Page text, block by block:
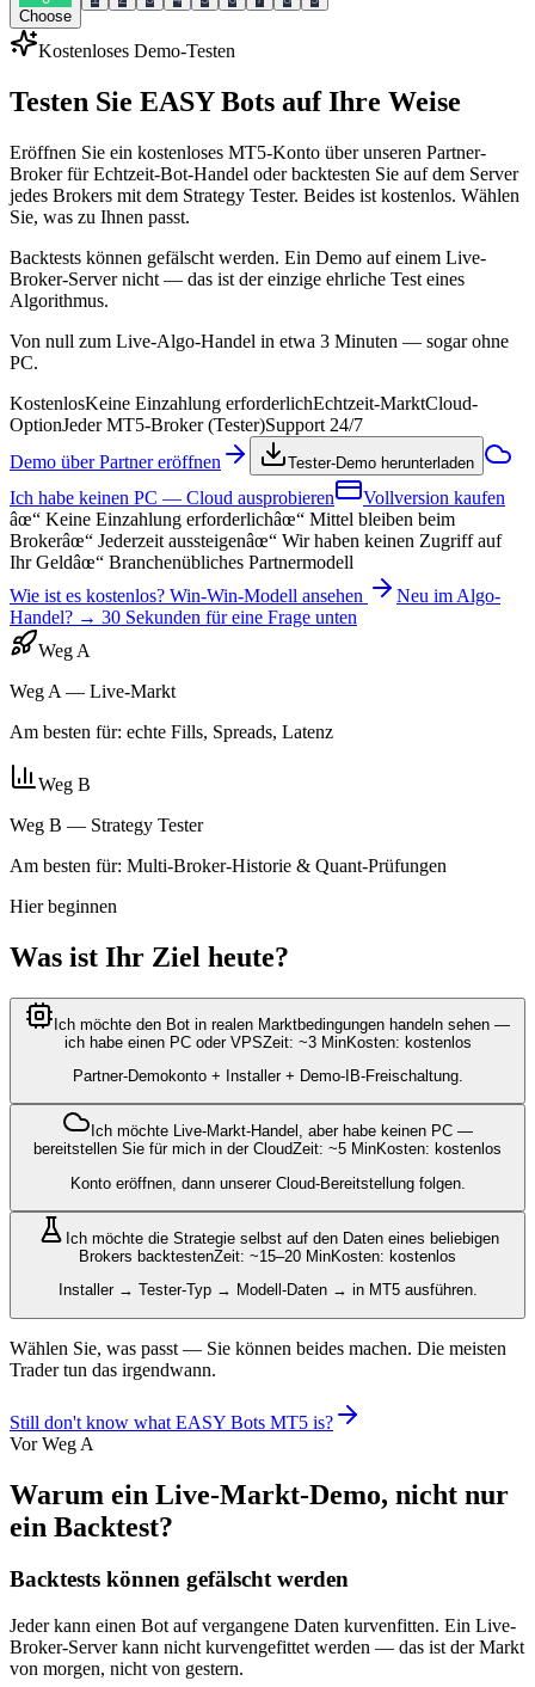
Choose
Kostenloses Demo-Testen
Testen Sie EASY Bots auf Ihre Weise
Eröffnen Sie ein kostenloses MT5-Konto über unseren Partner-
Broker für Echtzeit-Bot-Handel oder backtesten Sie auf dem Server
jedes Brokers mit dem Strategy Tester. Beides ist kostenlos. Wählen
Sie, was zu Ihnen passt.
Backtests können gefälscht werden. Ein Demo auf einem Live-
Broker-Server nicht — das ist der einzige ehrliche Test eines
Algorithmus.
Von null zum Live-Algo-Handel in etwa 3 Minuten — sogar ohne
PC.
KostenlosKeine Einzahlung erforderlichEchtzeit-MarktCloud-
OptionJeder MT5-Broker (Tester)Support 24/7
Demo über Partner eröffnen
Tester-Demo herunterladen
Ich habe keinen PC — Cloud ausprobieren
Vollversion kaufen
âœ“ Keine Einzahlung erforderlichâœ“ Mittel bleiben beim
Brokerâœ“ Jederzeit aussteigenâœ“ Wir haben keinen Zugriff auf
Ihr Geldâœ“ Branchenübliches Partnermodell
Wie ist es kostenlos? Win-Win-Modell ansehen
Neu im Algo-
Handel? → 30 Sekunden für eine Frage unten
Weg A
Weg A — Live-Markt
Am besten für: echte Fills, Spreads, Latenz
Weg B
Weg B — Strategy Tester
Am besten für: Multi-Broker-Historie & Quant-Prüfungen
Hier beginnen
Was ist Ihr Ziel heute?
Ich möchte den Bot in realen Marktbedingungen handeln sehen —
ich habe einen PC oder VPSZeit: ~3 MinKosten: kostenlos
Partner-Demokonto + Installer + Demo-IB-Freischaltung.
Ich möchte Live-Markt-Handel, aber habe keinen PC —
bereitstellen Sie für mich in der CloudZeit: ~5 MinKosten: kostenlos
Konto eröffnen, dann unserer Cloud-Bereitstellung folgen.
Ich möchte die Strategie selbst auf den Daten eines beliebigen
Brokers backtestenZeit: ~15–20 MinKosten: kostenlos
Installer → Tester-Typ → Modell-Daten → in MT5 ausführen.
Wählen Sie, was passt — Sie können beides machen. Die meisten
Trader tun das irgendwann.
Still don't know what EASY Bots MT5 is?
Vor Weg A
Warum ein Live-Markt-Demo, nicht nur
ein Backtest?
Backtests können gefälscht werden
Jeder kann einen Bot auf vergangene Daten kurvenfitten. Ein Live-
Broker-Server kann nicht kurvengefittet werden — das ist der Markt
von morgen, nicht von gestern.